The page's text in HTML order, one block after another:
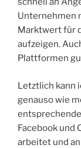
Unternehmen
Marktwert für
aufzeigen.
Plattformen
Letztlich kann
genauso wie
Facebook und
arbeitet und